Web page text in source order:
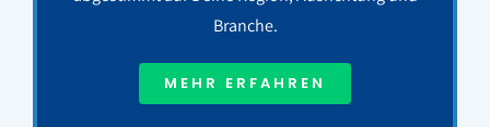
Branche.
MEHR ERFAHREN